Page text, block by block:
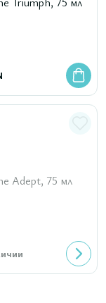
Adept, 75 мл